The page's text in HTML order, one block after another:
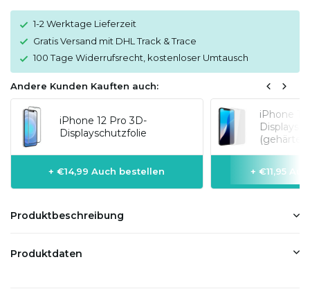
1-2 Werktage Lieferzeit
Gratis Versand mit DHL Track & Trace
100 Tage Widerrufsrecht, kostenloser Umtausch
Andere Kunden Kauften auch:
iPhone 12 Pro 3D-
Displayschutzfolie
+ €14,99 Auch bestellen
iPhone 12
+ €11,95
Produktbeschreibung
Produktdaten